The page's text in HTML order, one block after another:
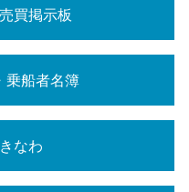
買掲示板
乗船者名簿
なわ